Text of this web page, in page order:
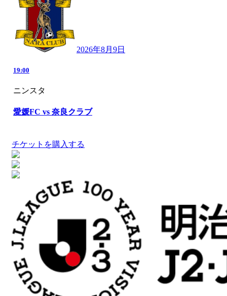
2026年8月9日
19:00
ニンスタ
愛媛FC vs 奈良クラブ
チケットを購入する